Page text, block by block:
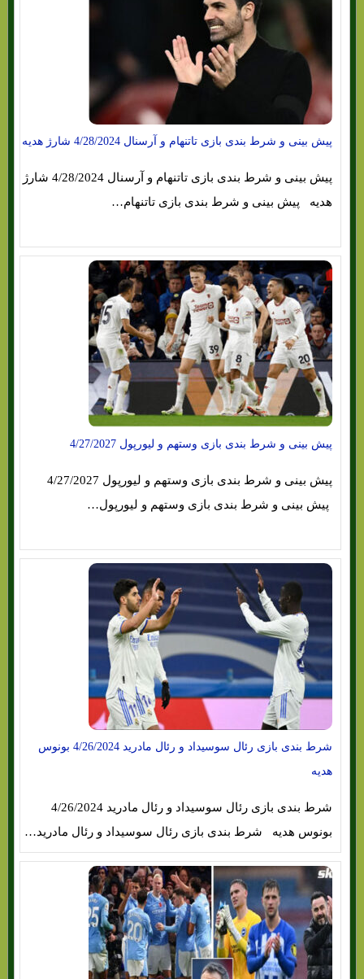
پیش بینی و شرط بندی بازی تاتنهام و آرسنال 4/28/2024 شارژ هدیه
پیش بینی و شرط بندی بازی تاتنهام و آرسنال 4/28/2024 شارژ
هدیه پیش بینی و شرط بندی بازی تاتنهام…
پیش بینی و شرط بندی بازی وستهم و لیورپول 4/27/2027
پیش بینی و شرط بندی بازی وستهم و لیورپول…
شرط بندی بازی رئال سوسیداد و رئال مادرید 4/26/2024 بونوس
هدیه
شرط بندی بازی رئال سوسیداد و رئال مادرید 4/26/2024
بونوس هدیه شرط بندی بازی رئال سوسیداد و رئال مادرید…